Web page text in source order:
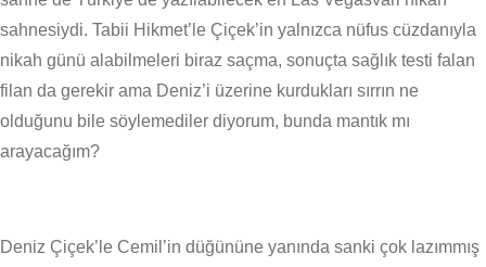
sahnesiydi. Tabii Hikmet’le Çiçek’in yalnızca nüfus cüzdanıyla
nikah günü alabilmeleri biraz saçma, sonuçta sağlık testi falan
filan da gerekir ama Deniz’i üzerine kurdukları sırrın ne
olduğunu bile söylemediler diyorum, bunda mantık mı
arayacağım?
Deniz Çiçek’le Cemil’in düğününe yanında sanki çok lazımmış